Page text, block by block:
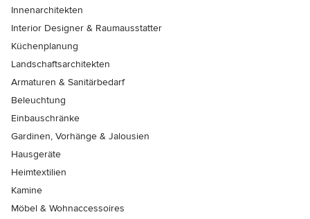
Innenarchitekten
Interior Designer & Raumausstatter
Küchenplanung
Landschaftsarchitekten
Armaturen & Sanitärbedarf
Beleuchtung
Einbauschränke
Gardinen, Vorhänge & Jalousien
Hausgeräte
Heimtextilien
Kamine
Möbel & Wohnaccessoires